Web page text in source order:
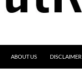
ABOUT US DISCLAIMER